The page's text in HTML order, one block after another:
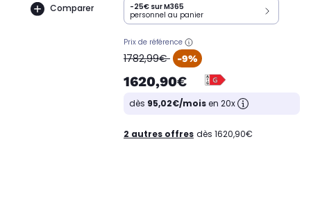
Comparer
-25€ sur M365
personnel au panier
Prix de référence
oldPrice
1782,99€ -9%
1620,90€
dès 95,02€/moisen 20x
2 autres offres dès 1620,90€